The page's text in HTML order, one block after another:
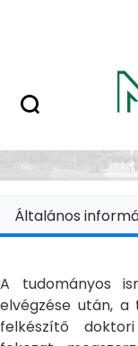
Általános
A tudományos
elvégzése után, a
felkészítő